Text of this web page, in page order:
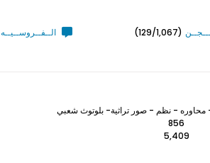
(129/1,067) الــفــروســيــه
- نظم - صور تراثية- بلوتوث شعبي
856
5,409